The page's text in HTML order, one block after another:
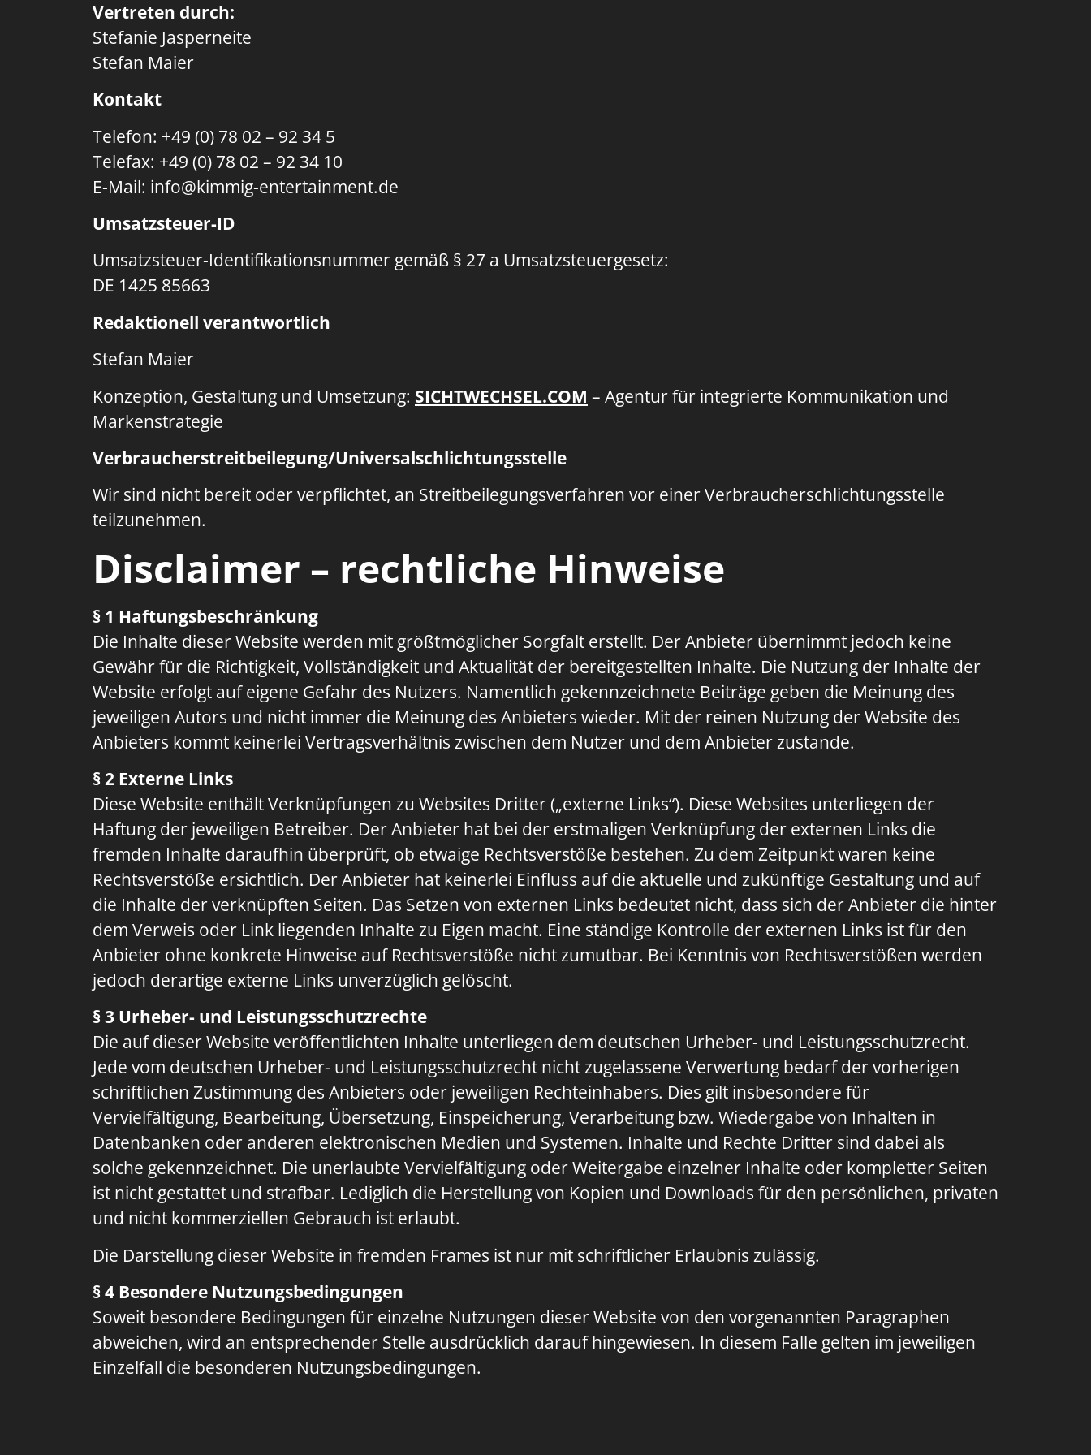
Vertreten durch:
Stefanie Jasperneite
Stefan Maier
Kontakt
Telefon: +49 (0) 78 02 – 92 34 5
Telefax: +49 (0) 78 02 – 92 34 10
E-Mail: info@kimmig-entertainment.de
Umsatzsteuer-ID
Umsatzsteuer-Identifikationsnummer gemäß § 27 a Umsatzsteuergesetz:
DE 1425 85663
Redaktionell verantwortlich
Stefan Maier
Konzeption, Gestaltung und Umsetzung: SICHTWECHSEL.COM – Agentur für integrierte Kommunikation und
Markenstrategie
Verbraucher­streit­beilegung/Universal­schlichtungs­stelle
Wir sind nicht bereit oder verpflichtet, an Streitbeilegungsverfahren vor einer Verbraucherschlichtungsstelle
teilzunehmen.
Disclaimer – rechtliche Hinweise
§ 1 Haftungsbeschränkung
Die Inhalte dieser Website werden mit größtmöglicher Sorgfalt erstellt. Der Anbieter übernimmt jedoch keine
Gewähr für die Richtigkeit, Vollständigkeit und Aktualität der bereitgestellten Inhalte. Die Nutzung der Inhalte der
Website erfolgt auf eigene Gefahr des Nutzers. Namentlich gekennzeichnete Beiträge geben die Meinung des
jeweiligen Autors und nicht immer die Meinung des Anbieters wieder. Mit der reinen Nutzung der Website des
Anbieters kommt keinerlei Vertragsverhältnis zwischen dem Nutzer und dem Anbieter zustande.
§ 2 Externe Links
Diese Website enthält Verknüpfungen zu Websites Dritter („externe Links“). Diese Websites unterliegen der
Haftung der jeweiligen Betreiber. Der Anbieter hat bei der erstmaligen Verknüpfung der externen Links die
fremden Inhalte daraufhin überprüft, ob etwaige Rechtsverstöße bestehen. Zu dem Zeitpunkt waren keine
Rechtsverstöße ersichtlich. Der Anbieter hat keinerlei Einfluss auf die aktuelle und zukünftige Gestaltung und auf
die Inhalte der verknüpften Seiten. Das Setzen von externen Links bedeutet nicht, dass sich der Anbieter die hinter
dem Verweis oder Link liegenden Inhalte zu Eigen macht. Eine ständige Kontrolle der externen Links ist für den
Anbieter ohne konkrete Hinweise auf Rechtsverstöße nicht zumutbar. Bei Kenntnis von Rechtsverstößen werden
jedoch derartige externe Links unverzüglich gelöscht.
§ 3 Urheber- und Leistungsschutzrechte
Die auf dieser Website veröffentlichten Inhalte unterliegen dem deutschen Urheber- und Leistungsschutzrecht.
Jede vom deutschen Urheber- und Leistungsschutzrecht nicht zugelassene Verwertung bedarf der vorherigen
schriftlichen Zustimmung des Anbieters oder jeweiligen Rechteinhabers. Dies gilt insbesondere für
Vervielfältigung, Bearbeitung, Übersetzung, Einspeicherung, Verarbeitung bzw. Wiedergabe von Inhalten in
Datenbanken oder anderen elektronischen Medien und Systemen. Inhalte und Rechte Dritter sind dabei als
solche gekennzeichnet. Die unerlaubte Vervielfältigung oder Weitergabe einzelner Inhalte oder kompletter Seiten
ist nicht gestattet und strafbar. Lediglich die Herstellung von Kopien und Downloads für den persönlichen, privaten
und nicht kommerziellen Gebrauch ist erlaubt.
Die Darstellung dieser Website in fremden Frames ist nur mit schriftlicher Erlaubnis zulässig.
§ 4 Besondere Nutzungsbedingungen
Soweit besondere Bedingungen für einzelne Nutzungen dieser Website von den vorgenannten Paragraphen
abweichen, wird an entsprechender Stelle ausdrücklich darauf hingewiesen. In diesem Falle gelten im jeweiligen
Einzelfall die besonderen Nutzungsbedingungen.